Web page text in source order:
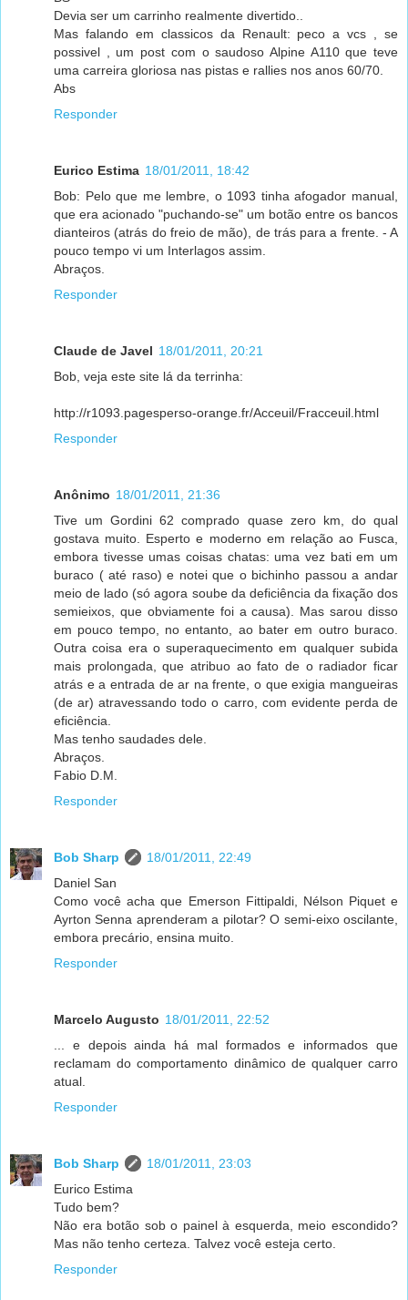
Devia ser um carrinho realmente divertido..
Mas falando em classicos da Renault: peco a vcs , se
possivel , um post com o saudoso Alpine A110 que teve
uma carreira gloriosa nas pistas e rallies nos anos 60/70.
Abs
Responder
Eurico Estima 18/01/2011, 18:42
Bob: Pelo que me lembre, o 1093 tinha afogador manual,
que era acionado "puchando-se" um botão entre os bancos
dianteiros (atrás do freio de mão), de trás para a frente. - A
pouco tempo vi um Interlagos assim.
Abraços.
Responder
Claude de Javel 18/01/2011, 20:21
Bob, veja este site lá da terrinha:
http://r1093.pagesperso-orange.fr/Acceuil/Fracceuil.html
Responder
Anônimo 18/01/2011, 21:36
Tive um Gordini 62 comprado quase zero km, do qual
gostava muito. Esperto e moderno em relação ao Fusca,
embora tivesse umas coisas chatas: uma vez bati em um
buraco ( até raso) e notei que o bichinho passou a andar
meio de lado (só agora soube da deficiência da fixação dos
semieixos, que obviamente foi a causa). Mas sarou disso
em pouco tempo, no entanto, ao bater em outro buraco.
Outra coisa era o superaquecimento em qualquer subida
mais prolongada, que atribuo ao fato de o radiador ficar
atrás e a entrada de ar na frente, o que exigia mangueiras
(de ar) atravessando todo o carro, com evidente perda de
eficiência.
Mas tenho saudades dele.
Abraços.
Fabio D.M.
Responder
Bob Sharp
18/01/2011, 22:49
Daniel San
Como você acha que Emerson Fittipaldi, Nélson Piquet e
Ayrton Senna aprenderam a pilotar? O semi-eixo oscilante,
embora precário, ensina muito.
Responder
Marcelo Augusto 18/01/2011, 22:52
... e depois ainda há mal formados e informados que
reclamam do comportamento dinâmico de qualquer carro
atual.
Responder
Bob Sharp
18/01/2011, 23:03
Eurico Estima
Tudo bem?
Não era botão sob o painel à esquerda, meio escondido?
Mas não tenho certeza. Talvez você esteja certo.
Responder